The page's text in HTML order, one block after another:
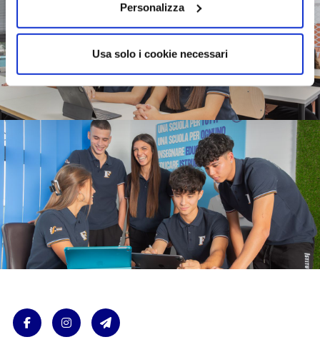
Personalizza
Usa solo i cookie necessari